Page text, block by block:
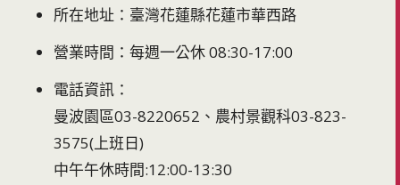
所在地址：臺灣花蓮縣花蓮市華西路
營業時間：每週一公休 08:30-17:00
電話資訊：
曼波園區03-8220652、農村景觀科03-823-
3575(上班日)
中午午休時間:12:00-13:30